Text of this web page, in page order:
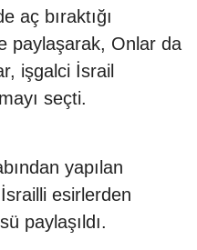
aç bıraktığı
paylaşarak, Onlar da
işgalci İsrail
seçti.
yapılan
esirlerden
paylaşıldı.